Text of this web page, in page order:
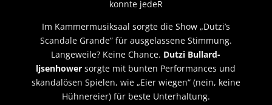
konnte jedeR
Im Kammermusiksaal sorgte die Show „Dutzi’s
Scandale Grande” für ausgelassene Stimmung.
Langeweile? Keine Chance. Dutzi Bullard-
ljsenhower sorgte mit bunten Performances und
skandalösen Spielen, wie „Eier wiegen“ (nein, keine
Hühnereier) für beste Unterhaltung.